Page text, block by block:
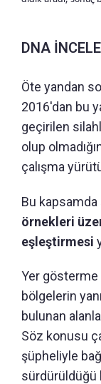
DNA
Öte yandan
2016'dan bu
geçirilen
olup
çalışma
Bu kapsamda
örnekleri
eşleştirmesi
Yer gösterme
bölgelerin
bulunan
Söz konusu
şüpheliyle
sürdürüldüğü